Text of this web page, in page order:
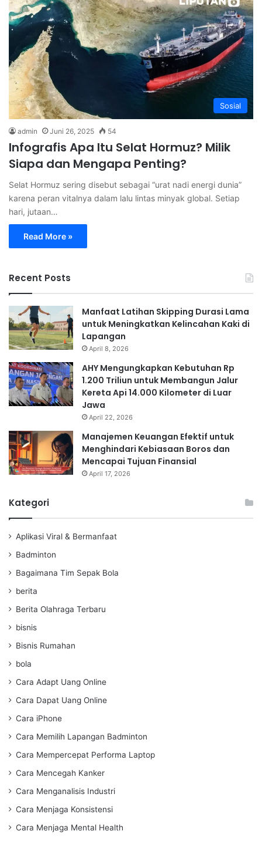
Sosial
admin Juni 26, 2025 54
Infografis Apa Itu Selat Hormuz? Milik
Siapa dan Mengapa Penting?
Selat Hormuz sering disebut sebagai “urat nadi energi dunia”
karena peran vitalnya dalam lalu lintas minyak global. Setiap
hari, jutaan…
Read More »
Recent Posts
Manfaat Latihan Skipping Durasi Lama
untuk Meningkatkan Kelincahan Kaki di
Lapangan
April 8, 2026
AHY Mengungkapkan Kebutuhan Rp
1.200 Triliun untuk Membangun Jalur
Kereta Api 14.000 Kilometer di Luar
Jawa
April 22, 2026
Manajemen Keuangan Efektif untuk
Menghindari Kebiasaan Boros dan
Mencapai Tujuan Finansial
April 17, 2026
Kategori
Aplikasi Viral & Bermanfaat
Badminton
Bagaimana Tim Sepak Bola
berita
Berita Olahraga Terbaru
bisnis
Bisnis Rumahan
bola
Cara Adapt Uang Online
Cara Dapat Uang Online
Cara iPhone
Cara Memilih Lapangan Badminton
Cara Mempercepat Performa Laptop
Cara Mencegah Kanker
Cara Menganalisis Industri
Cara Menjaga Konsistensi
Cara Menjaga Mental Health